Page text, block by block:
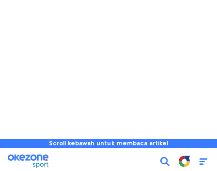
Scroll kebawah untuk membaca artikel